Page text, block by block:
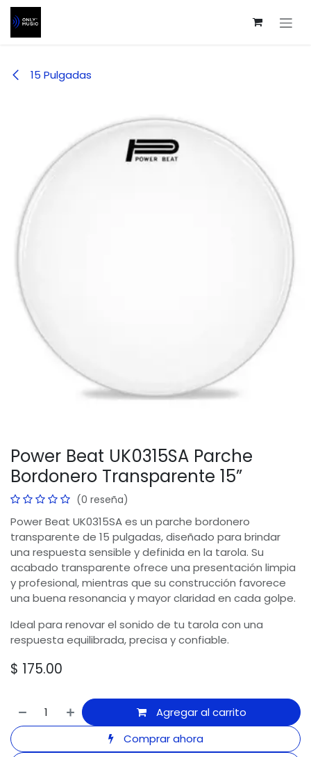
Ir al contenido
15 Pulgadas
Power Beat UK0315SA Parche
Bordonero Transparente 15”
(0 reseña)
Power Beat UK0315SA es un parche bordonero
transparente de 15 pulgadas, diseñado para brindar
una respuesta sensible y definida en la tarola. Su
acabado transparente ofrece una presentación limpia
y profesional, mientras que su construcción favorece
una buena resonancia y mayor claridad en cada golpe.
Ideal para renovar el sonido de tu tarola con una
respuesta equilibrada, precisa y confiable.
$ 175.00
Agregar al carrito
Comprar ahora